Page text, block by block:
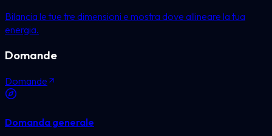
Bilancia le tue tre dimensioni e mostra dove allineare la tua
energia.
Domande
Domande
Domanda generale